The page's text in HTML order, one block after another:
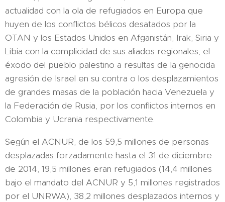
actualidad con la ola de refugiados en Europa que
huyen de los conflictos bélicos desatados por la
OTAN y los Estados Unidos en Afganistán, Irak, Siria y
Libia con la complicidad de sus aliados regionales, el
éxodo del pueblo palestino a resultas de la genocida
agresión de Israel en su contra o los desplazamientos
de grandes masas de la población hacia Venezuela y
la Federación de Rusia, por los conflictos internos en
Colombia y Ucrania respectivamente.
Según el ACNUR, de los 59,5 millones de personas
desplazadas forzadamente hasta el 31 de diciembre
de 2014, 19,5 millones eran refugiados (14,4 millones
bajo el mandato del ACNUR y 5,1 millones registrados
por el UNRWA), 38,2 millones desplazados internos y